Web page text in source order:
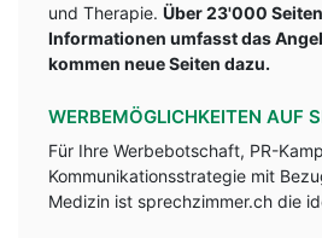
und Therapie. Über 23'000
Informationen umfasst das
kommen neue Seiten dazu.
WERBEMÖGLICHKEITEN AUF
Für Ihre Werbebotschaft, PR-
Kommunikationsstrategie mit
Medizin ist sprechzimmer.ch die